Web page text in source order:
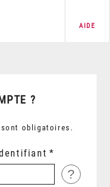
AIDE
?
sont obligatoires.
?